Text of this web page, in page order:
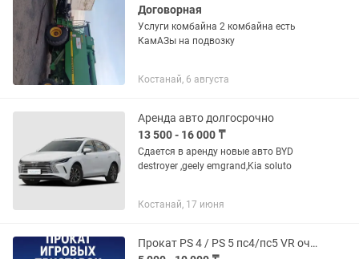
Договорная
Услуги комбайна 2 комбайна есть
КамАЗы на подвозку
Костанай, 6 августа
Аренда авто долгосрочно
13 500 - 16 000 ₸
Сдается в аренду новые авто BYD
destroyer ,geely emgrand,Kia soluto
Костанай, 17 июня
Прокат PS 4 / PS 5 пс4/пс5 VR очки okulus quest 3 аренда